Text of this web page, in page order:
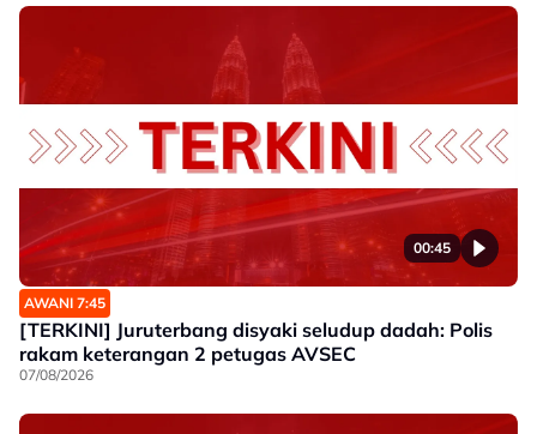
00:45
AWANI 7:45
[TERKINI] Juruterbang disyaki seludup dadah: Polis
rakam keterangan 2 petugas AVSEC
07/08/2026